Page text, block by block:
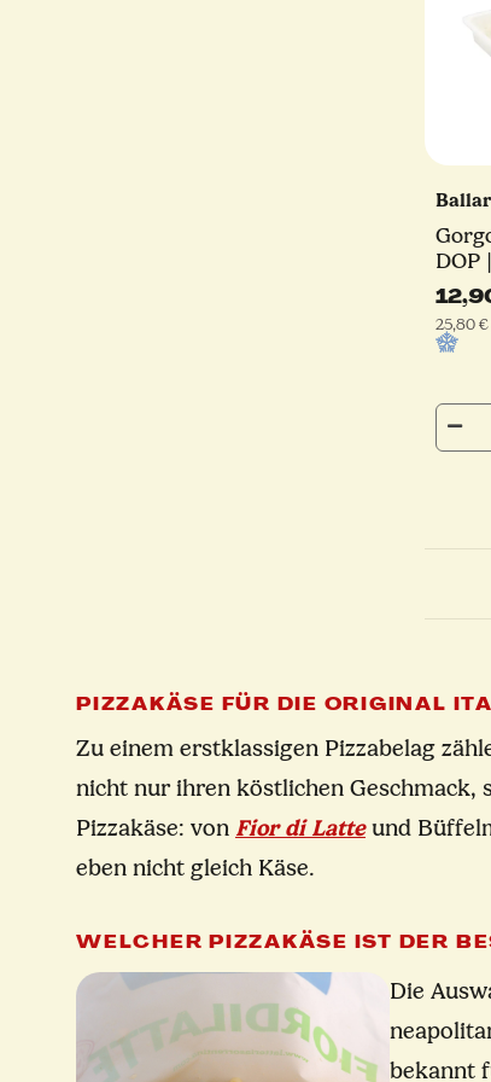
DOP
25,80 €
PIZZAKÄSE FÜR DIE ORIGINAL
Zu einem erstklassigen Pizzabelag
nicht nur ihren köstlichen Geschmack,
Pizzakäse: von Fior di Latteund
eben nicht gleich Käse.
WELCHER PIZZAKÄSE IST DER
Die
bekannt